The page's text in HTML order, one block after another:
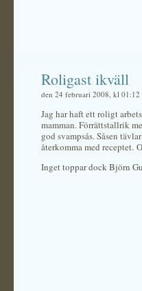
Roligast ikväll
den 24 februari 2008, kl 01:12
Jag har haft ett roligt
mamman. Förrättstallrik
god svampsås. Såsen
återkomma med receptet.
Inget toppar dock Björn